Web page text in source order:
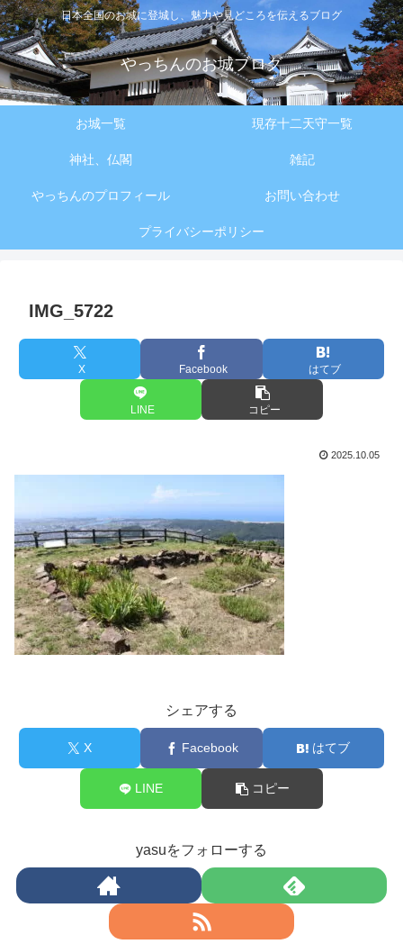
日本全国のお城に登城し、魅力や見どころを伝えるブログ
やっちんのお城ブログ
お城一覧 現存十二天守一覧
神社、仏閣 雑記
やっちんのプロフィール お問い合わせ
プライバシーポリシー
IMG_5722
X Facebook はてブ
LINE コピー
2025.10.05
シェアする
X Facebook はてブ
LINE コピー
yasuをフォローする